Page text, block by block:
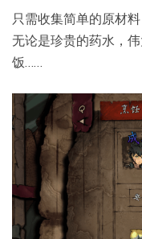
只需收集简单的原材
无论是珍贵的药水，
饭……